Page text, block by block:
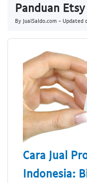
Panduan
By JualSaldo.com - Updated
Cara Jual
Indonesia: